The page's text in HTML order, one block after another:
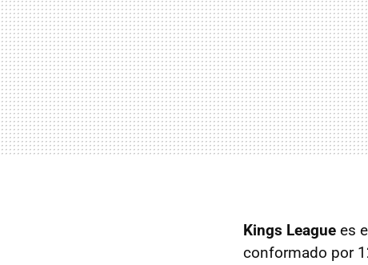
Kings League es
conformado por